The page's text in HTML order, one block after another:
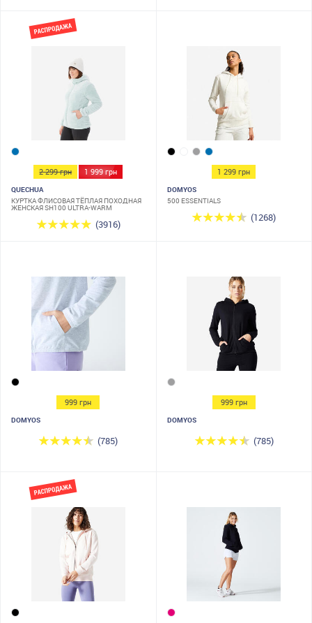
2 299 грн 1 999 грн
QUECHUA
КУРТКА ФЛИСОВАЯ ТЁПЛАЯ ПОХОДНАЯ
ЖЕНСКАЯ SH100 ULTRA-WARM
(3916)
1 299 грн
DOMYOS
500 ESSENTIALS
(1268)
999 грн
DOMYOS
(785)
999 грн
DOMYOS
(785)